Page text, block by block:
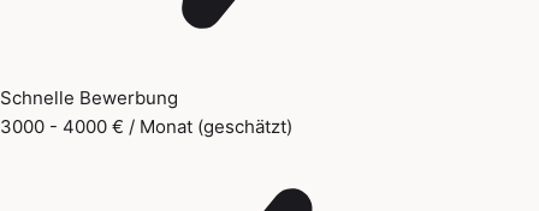
Schnelle Bewerbung
3000 - 4000 € / Monat (geschätzt)